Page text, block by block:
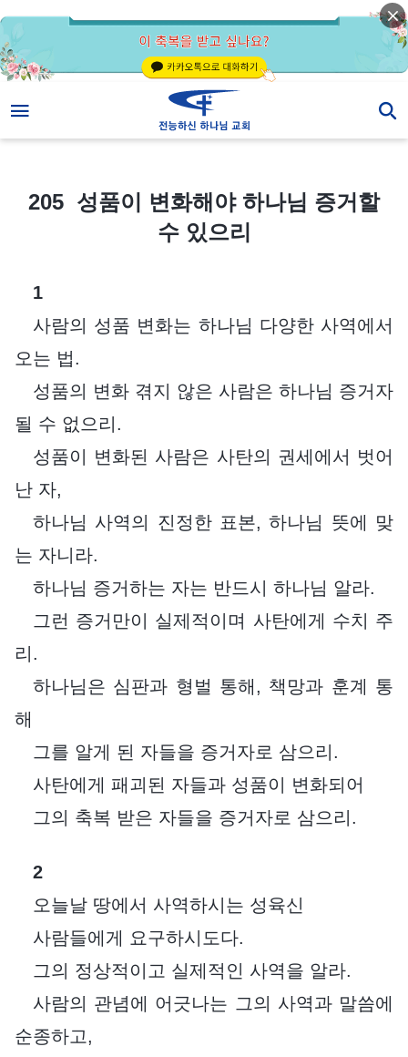
205 성품이 변화해야 하나님 증거할 수 있으리
205 성품이 변화해야 하나님 증거할
수 있으리
1
사람의 성품 변화는 하나님 다양한 사역에서
오는 법.
성품의 변화 겪지 않은 사람은 하나님 증거자
될 수 없으리.
성품이 변화된 사람은 사탄의 권세에서 벗어
난 자,
하나님 사역의 진정한 표본, 하나님 뜻에 맞
는 자니라.
하나님 증거하는 자는 반드시 하나님 알라.
그런 증거만이 실제적이며 사탄에게 수치 주
리.
하나님은 심판과 형벌 통해, 책망과 훈계 통
해
그를 알게 된 자들을 증거자로 삼으리.
사탄에게 패괴된 자들과 성품이 변화되어
그의 축복 받은 자들을 증거자로 삼으리.
2
오늘날 땅에서 사역하시는 성육신
사람들에게 요구하시도다.
그의 정상적이고 실제적인 사역을 알라.
사람의 관념에 어긋나는 그의 사역과 말씀에
순종하고,